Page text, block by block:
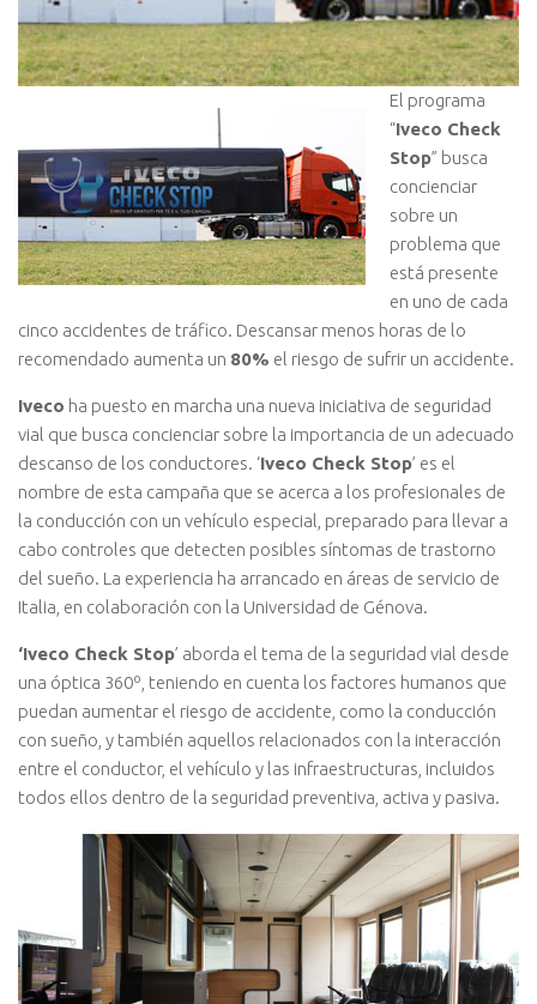
El programa
“Iveco Check
Stop” busca
concienciar
sobre un
problema que
está presente
en uno de cada
cinco accidentes de tráfico. Descansar menos horas de lo
recomendado aumenta un 80% el riesgo de sufrir un accidente.
Iveco ha puesto en marcha una nueva iniciativa de seguridad
vial que busca concienciar sobre la importancia de un adecuado
descanso de los conductores. ‘Iveco Check Stop’ es el
nombre de esta campaña que se acerca a los profesionales de
la conducción con un vehículo especial, preparado para llevar a
cabo controles que detecten posibles síntomas de trastorno
del sueño. La experiencia ha arrancado en áreas de servicio de
Italia, en colaboración con la Universidad de Génova.
‘Iveco Check Stop’ aborda el tema de la seguridad vial desde
una óptica 360º, teniendo en cuenta los factores humanos que
puedan aumentar el riesgo de accidente, como la conducción
con sueño, y también aquellos relacionados con la interacción
entre el conductor, el vehículo y las infraestructuras, incluidos
todos ellos dentro de la seguridad preventiva, activa y pasiva.